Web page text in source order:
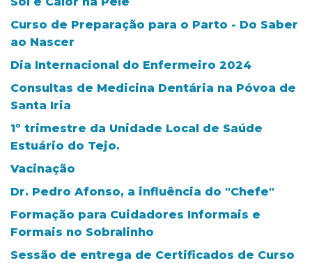
Curso de Preparação para o Parto - Do Saber
ao Nascer
Dia Internacional do Enfermeiro 2024
Consultas de Medicina Dentária na Póvoa de
Santa Iria
1º trimestre da Unidade Local de Saúde
Estuário do Tejo.
Vacinação
Dr. Pedro Afonso, a influência do "Chefe"
Formação para Cuidadores Informais e
Formais no Sobralinho
Sessão de entrega de Certificados de Curso